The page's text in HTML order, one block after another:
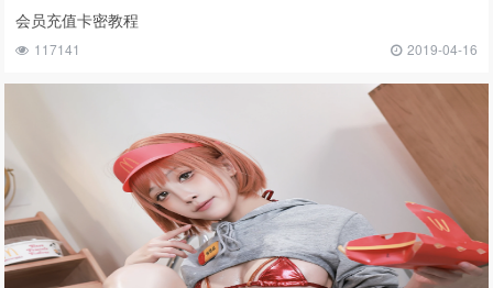
会员充值卡密教程
117141 2019-04-16